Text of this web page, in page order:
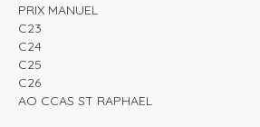
PRIX MANUEL
C23
C24
C25
C26
AO CCAS ST RAPHAEL